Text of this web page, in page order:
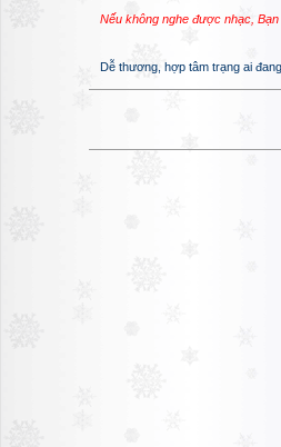
Nếu không nghe được nhạc,
Dễ thương, hợp tâm trạng ai